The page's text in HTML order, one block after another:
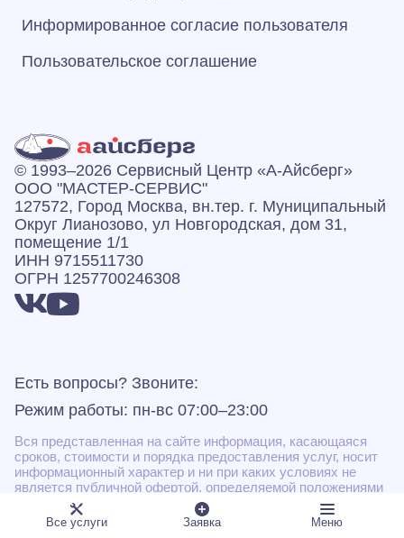
Информированное согласие пользователя
Пользовательское соглашение
© 1993–2026 Сервисный Центр «А‑Айсберг»
ООО "МАСТЕР-СЕРВИС"
127572, Город Москва, вн.тер. г. Муниципальный
Округ Лианозово, ул Новгородская, дом 31,
помещение 1/1
ИНН 9715511730
ОГРН 1257700246308
Есть вопросы? Звоните:
Режим работы: пн-вс 07:00–23:00
Вся представленная на сайте информация, касающаяся
сроков, стоимости и порядка предоставления услуг, носит
информационный характер и ни при каких условиях не
является публичной офертой, определяемой положениями
Статьи 437(2) Гражданского кодекса РФ.
* Некоторые виды работ могут быть выполнены
Все услуги Заявка Меню